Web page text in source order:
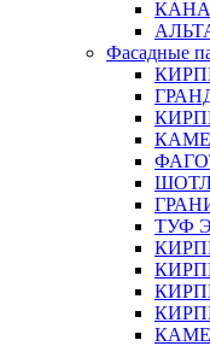
Фасадные
ТУФ